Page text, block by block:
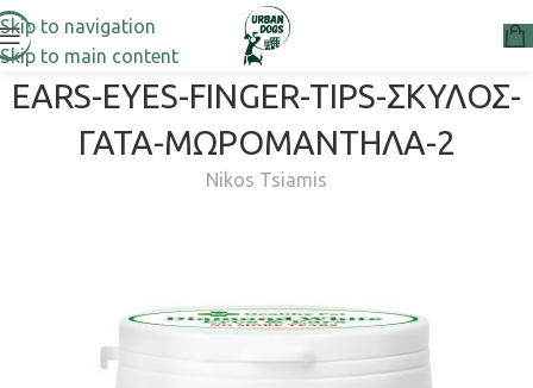
Skip to navigation
Skip to main content
EARS-EYES-FINGER-TIPS-ΣΚΥΛΟΣ-
ΓΑΤΑ-ΜΩΡΟΜΑΝΤΗΛΑ-2
Nikos Tsiamis